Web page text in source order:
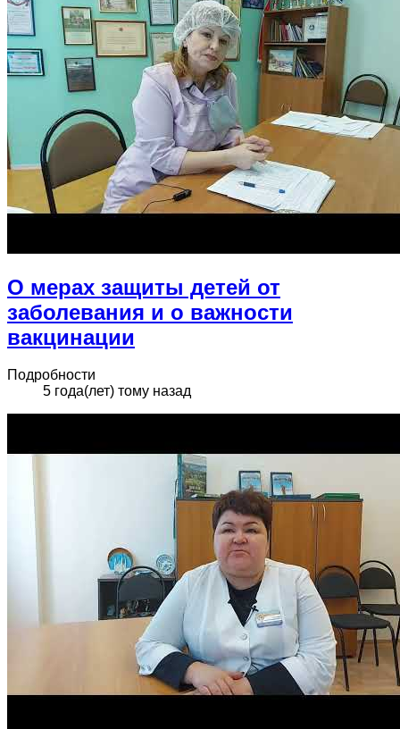
О мерах защиты детей от
заболевания и о важности
вакцинации
Подробности
5 года(лет) тому назад